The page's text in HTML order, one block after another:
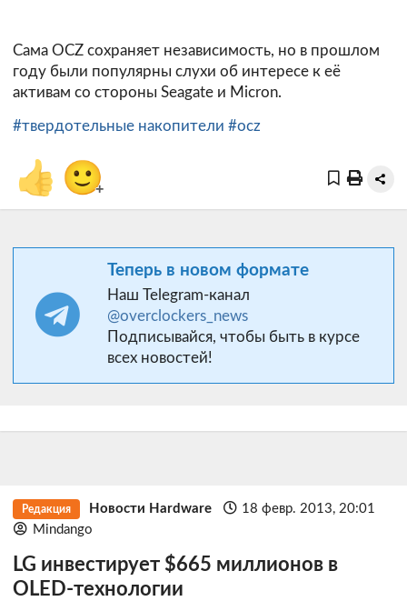
Сама OCZ сохраняет независимость, но в прошлом
году были популярны слухи об интересе к её
активам со стороны Seagate и Micron.
#твердотельные накопители #ocz
👍 🙂+
Теперь в новом формате
Наш Telegram-канал
@overclockers_news
Подписывайся, чтобы быть в курсе
всех новостей!
Редакция Новости Hardware
18 февр. 2013, 20:01
Mindango
LG инвестирует $665 миллионов в
OLED-технологии